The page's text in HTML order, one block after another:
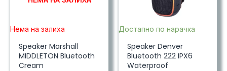
Нема на залиха
Speaker Marshall
MIDDLETON Bluetooth
Cream
Достапно по нарачка
Speaker Denver
Bluetooth 222 IPX6
Waterproof